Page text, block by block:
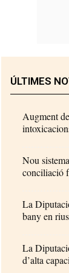
ÚLTIMES
Augment
Nou
conciliació
La
bany en
La
d’alta